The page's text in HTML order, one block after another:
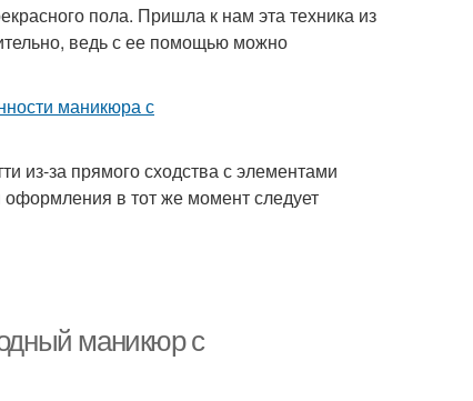
пола. Пришла к нам эта техника из
ведь с ее помощью можно
из-за прямого сходства с элементами
в тот же момент следует
маникюр с